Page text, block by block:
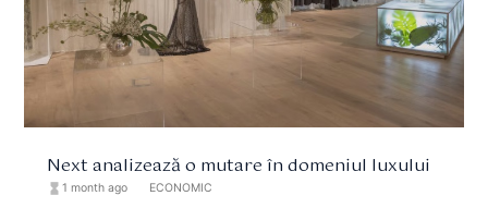
Next analizează o mutare în domeniul luxului
hourglass_full 1 month ago ECONOMIC